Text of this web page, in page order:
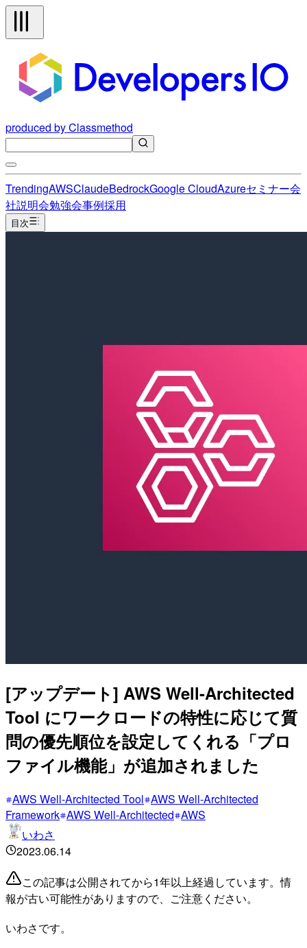
produced by Classmethod
TrendingAWSClaudeBedrockGoogle CloudAzureセミナー会
社説明会勉強会事例採用
目次
[アップデート] AWS Well-Architected
Tool にワークロードの特性に応じて質
問の優先順位を設定してくれる「プロ
ファイル機能」が追加されました
AWS Well-Architected Tool AWS Well-Architected
Framework AWS Well-Architected AWS
いわさ
2023.06.14
この記事は公開されてから1年以上経過しています。情
報が古い可能性がありますので、ご注意ください。
いわさです。